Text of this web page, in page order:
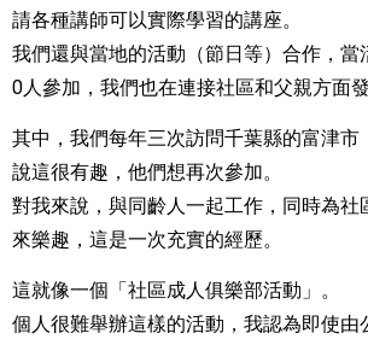
請各種講師可以實際學習的講座。
我們還與當地的活動（節日等）合作，當
0人參加，我們也在連接社區和父親方面發
其中，我們每年三次訪問千葉縣的富津市
說這很有趣，他們想再次參加。
對我來說，與同齡人一起工作，同時為社
來樂趣，這是一次充實的經歷。
這就像一個「社區成人俱樂部活動」。
個人很難舉辦這樣的活動，我認為即使由